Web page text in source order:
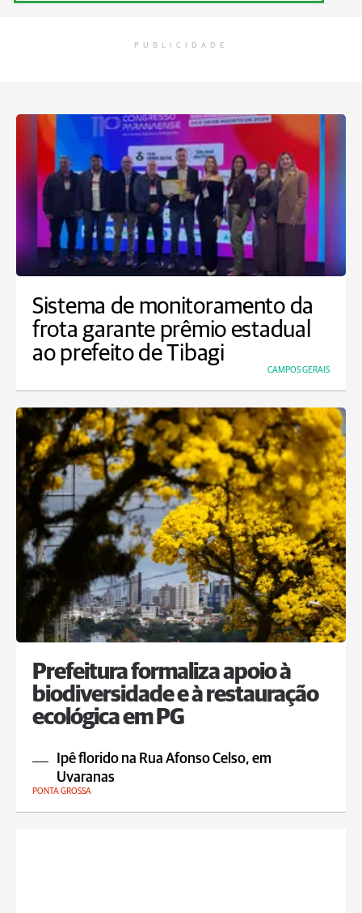
PUBLICIDADE
Sistema de monitoramento da
frota garante prêmio estadual
ao prefeito de Tibagi
CAMPOS GERAIS
Prefeitura formaliza apoio à
biodiversidade e à restauração
ecológica em PG
Ipê florido na Rua Afonso Celso, em
Uvaranas
PONTA GROSSA